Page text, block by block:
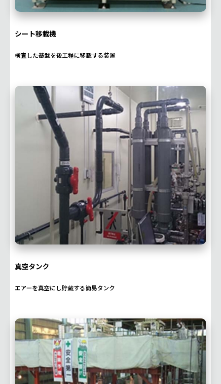
シート移載機
検査した基盤を後工程に移載する装置
真空タンク
エアーを真空にし貯蔵する簡易タンク